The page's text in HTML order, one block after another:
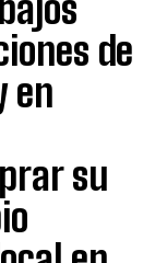
de
en
su